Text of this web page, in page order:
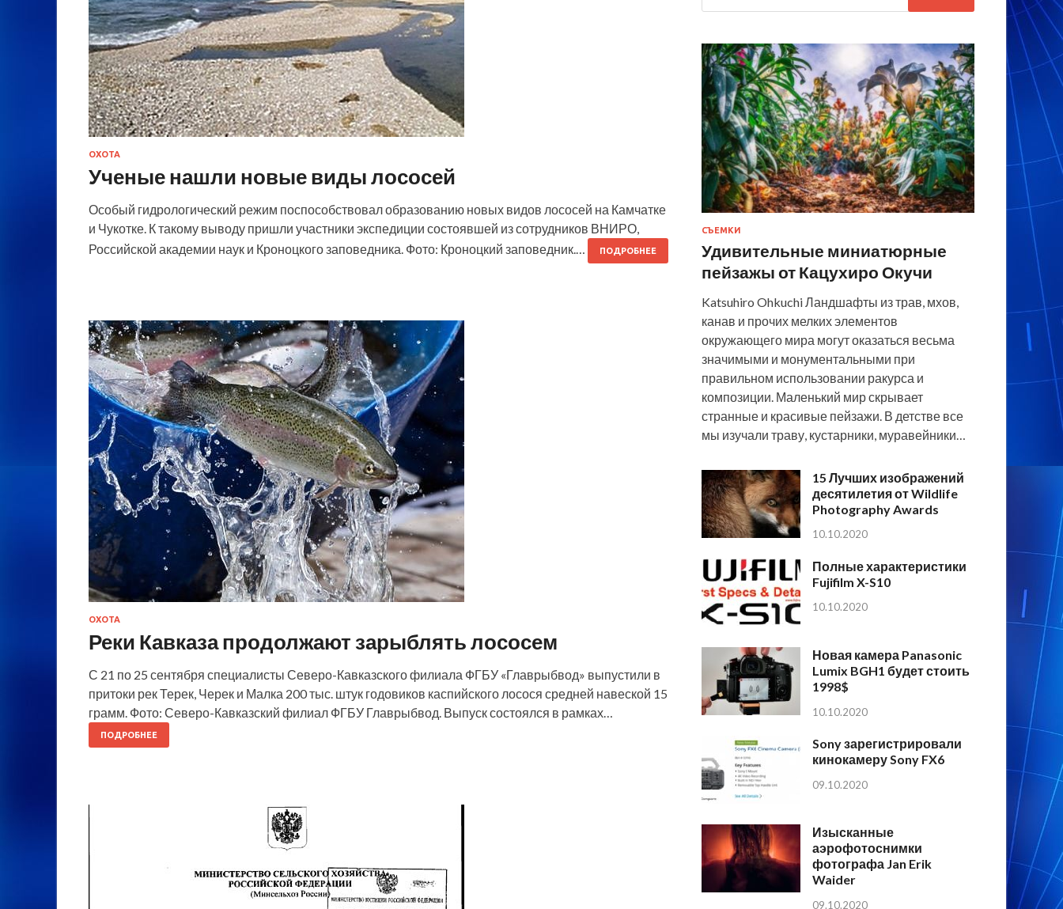
ОХОТА
Ученые нашли новые виды лососей
Особый гидрологический режим поспособствовал образованию новых видов лососей на Камчатке
и Чукотке. К такому выводу пришли участники экспедиции состоявшей из сотрудников ВНИРО,
Российской академии наук и Кроноцкого заповедника. Фото: Кроноцкий заповедник.…
ПОДРОБНЕЕ
ОХОТА
Реки Кавказа продолжают зарыблять лососем
С 21 по 25 сентября специалисты Северо-Кавказского филиала ФГБУ «Главрыбвод» выпустили в
притоки рек Терек, Черек и Малка 200 тыс. штук годовиков каспийского лосося средней навеской 15
грамм. Фото: Северо-Кавказский филиал ФГБУ Главрыбвод. Выпуск состоялся в рамках…
ПОДРОБНЕЕ
СЪЕМКИ
Удивительные миниатюрные
пейзажы от Кацухиро Окучи
Katsuhiro Ohkuchi Ландшафты из трав, мхов,
канав и прочих мелких элементов
окружающего мира могут оказаться весьма
значимыми и монументальными при
правильном использовании ракурса и
композиции. Маленький мир скрывает
странные и красивые пейзажи. В детстве все
мы изучали траву, кустарники, муравейники…
15 Лучших изображений
десятилетия от Wildlife
Photography Awards
10.10.2020
Полные характеристики
Fujifilm X-S10
10.10.2020
Новая камера Panasonic
Lumix BGH1 будет стоить
1998$
10.10.2020
Sony зарегистрировали
кинокамеру Sony FX6
09.10.2020
Изысканные
аэрофотоснимки
фотографа Jan Erik
Waider
09.10.2020